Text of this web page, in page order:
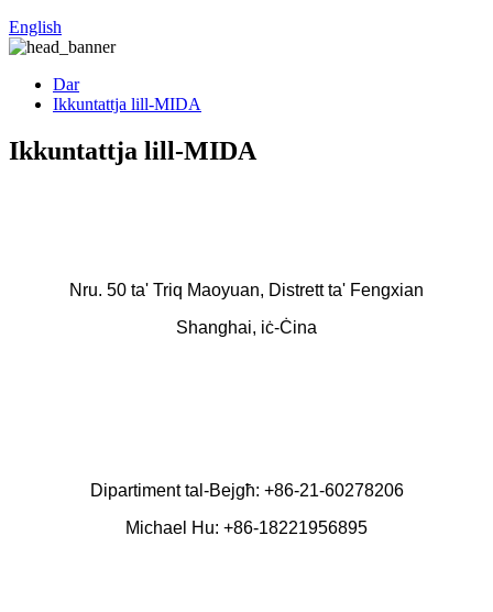
English
Dar
Ikkuntattja lill-MIDA
Ikkuntattja lill-MIDA
Nru. 50 ta' Triq Maoyuan, Distrett ta' Fengxian
Shanghai, iċ-Ċina
Dipartiment tal-Bejgħ: +86-21-60278206
Michael Hu: +86-18221956895